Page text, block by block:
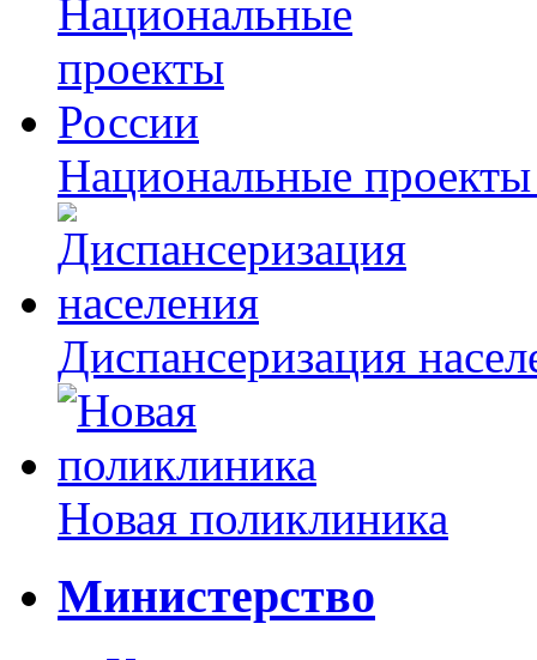
Национальные
Диспансеризация
Новая поликлиника
Министерство